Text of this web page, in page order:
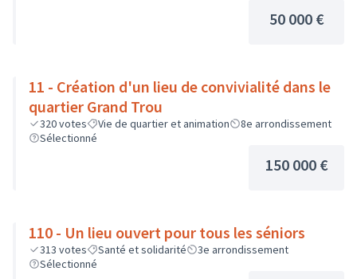
50 000 €
11 - Création d'un lieu de convivialité dans le
quartier Grand Trou
320votes Vie de quartier et animation
8e arrondissement
Sélectionné
150 000 €
110 - Un lieu ouvert pour tous les séniors
313 votes Santé et solidarité
3e arrondissement
Sélectionné